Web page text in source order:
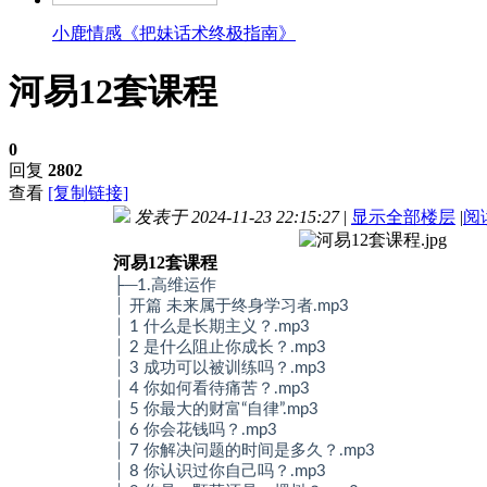
小鹿情感《把妹话术终极指南》
河易12套课程
0
回复 2802
查看 [复制链接]
发表于 2024-11-23 22:15:27 | 显示全部楼层 |阅
河易12套课程
├─1.高维运作
│ 开篇 未来属于终身学习者.mp3
│ 1 什么是长期主义？.mp3
│ 2 是什么阻止你成长？.mp3
│ 3 成功可以被训练吗？.mp3
│ 4 你如何看待痛苦？.mp3
│ 5 你最大的财富“自律”.mp3
│ 6 你会花钱吗？.mp3
│ 7 你解决问题的时间是多久？.mp3
│ 8 你认识过你自己吗？.mp3